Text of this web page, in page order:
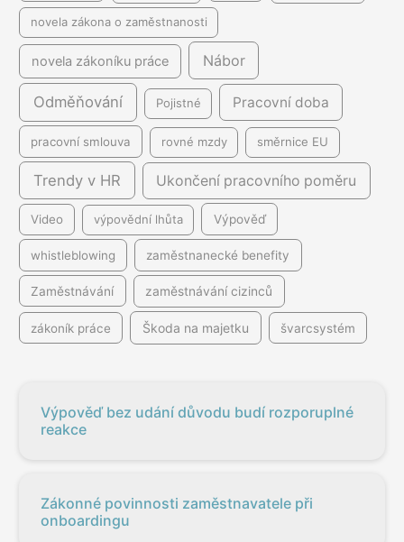
novela zákona o zaměstnanosti
novela zákoníku práce Nábor
Odměňování Pojistné Pracovní doba
pracovní smlouva rovné mzdy směrnice EU
Trendy v HR Ukončení pracovního poměru
Video výpovědní lhůta Výpověď
whistleblowing zaměstnanecké benefity
Zaměstnávání zaměstnávání cizinců
zákoník práce Škoda na majetku švarcsystém
Výpověď bez udání důvodu budí rozporuplné
reakce
Zákonné povinnosti zaměstnavatele při
onboardingu